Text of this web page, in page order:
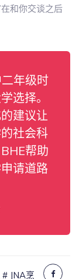
和你交谈之后
年级时
选择。
建议让
社会科
帮助
请道路
# JNA烹